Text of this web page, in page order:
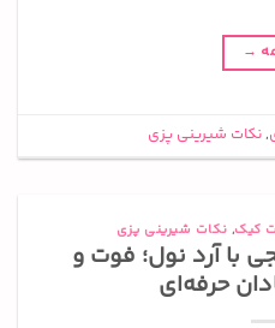
→
,نکات شیرینی پزی
کیک, نکات شیرینی پزی
با آرد نول؛ فوت و
حرفه‌ای